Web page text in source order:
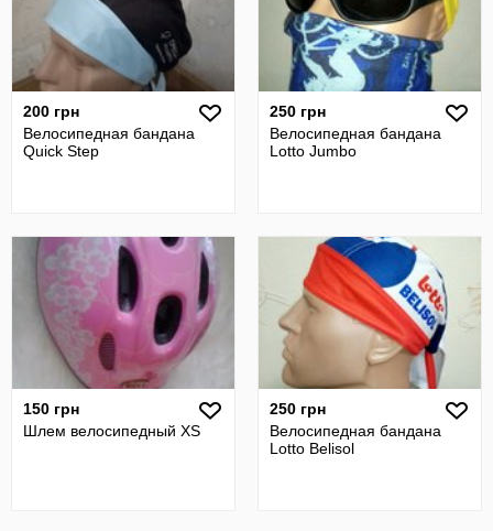
200 грн
Велосипедная бандана
Quick Step
250 грн
Велосипедная бандана
Lotto Jumbo
150 грн
Шлем велосипедный XS
250 грн
Велосипедная бандана
Lotto Belisol